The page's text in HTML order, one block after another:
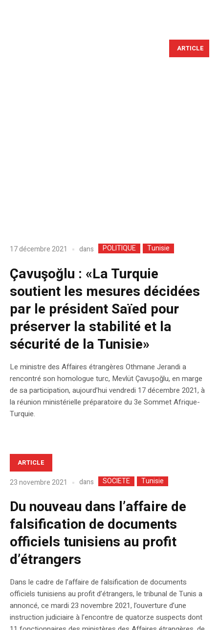
ARTICLE
17 décembre 2021 dans POLITIQUE Tunisie
Çavuşoğlu : «La Turquie
soutient les mesures décidées
par le président Saïed pour
préserver la stabilité et la
sécurité de la Tunisie»
Le ministre des Affaires étrangères Othmane Jerandi a
rencontré son homologue turc, Mevlüt Çavuşoğlu, en marge
de sa participation, aujourd’hui vendredi 17 décembre 2021, à
la réunion ministérielle préparatoire du 3e Sommet Afrique-
Turquie.
ARTICLE
23 novembre 2021 dans SOCIETE Tunisie
Du nouveau dans l’affaire de
falsification de documents
officiels tunisiens au profit
d’étrangers
Dans le cadre de l’affaire de falsification de documents
officiels tunisiens au profit d’étrangers, le tribunal de Tunis a
annoncé, ce mardi 23 novembre 2021, l’ouverture d’une
instruction judiciaire à l’encontre de quatorze suspects dont